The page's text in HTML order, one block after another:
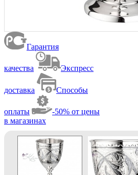
Гарантия
качества Экспресс
доставка Способы
оплаты
-50% от цены
в магазинах